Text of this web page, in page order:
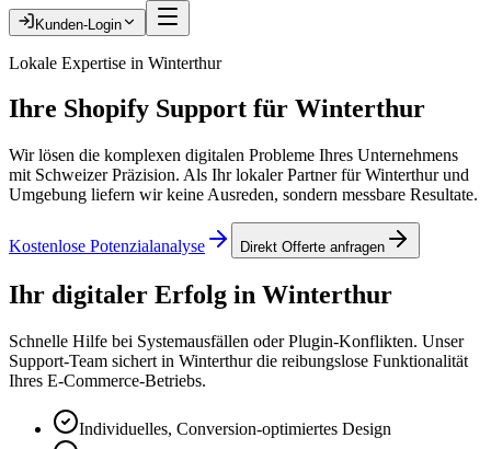
Kunden-Login
Lokale Expertise in Winterthur
Ihre Shopify Support für Winterthur
Wir lösen die komplexen digitalen Probleme Ihres Unternehmens
mit Schweizer Präzision. Als Ihr lokaler Partner fürWinterthurund
Umgebung liefern wir keine Ausreden, sondern messbare Resultate.
Kostenlose Potenzialanalyse Direkt Offerte anfragen
Ihr digitaler Erfolg in Winterthur
Schnelle Hilfe bei Systemausfällen oder Plugin-Konflikten. Unser
Support-Team sichert in Winterthur die reibungslose Funktionalität
Ihres E-Commerce-Betriebs.
Individuelles, Conversion-optimiertes Design